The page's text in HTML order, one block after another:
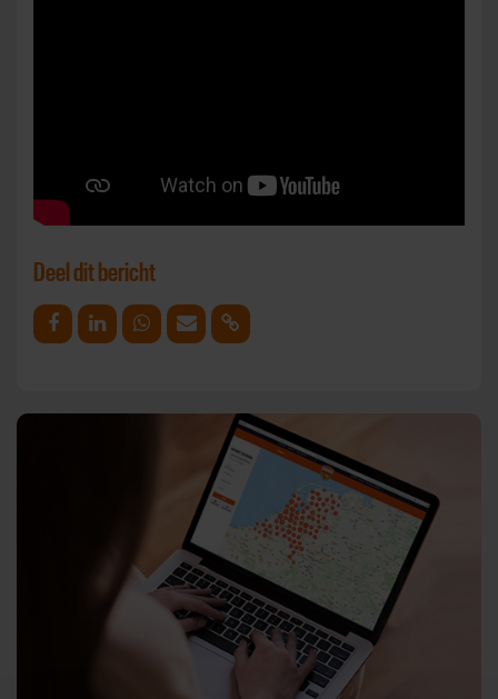
Deel dit bericht
Deel op Facebook
Deel op LinkedinDeel op Whatsapp
Mail link Kopieer link